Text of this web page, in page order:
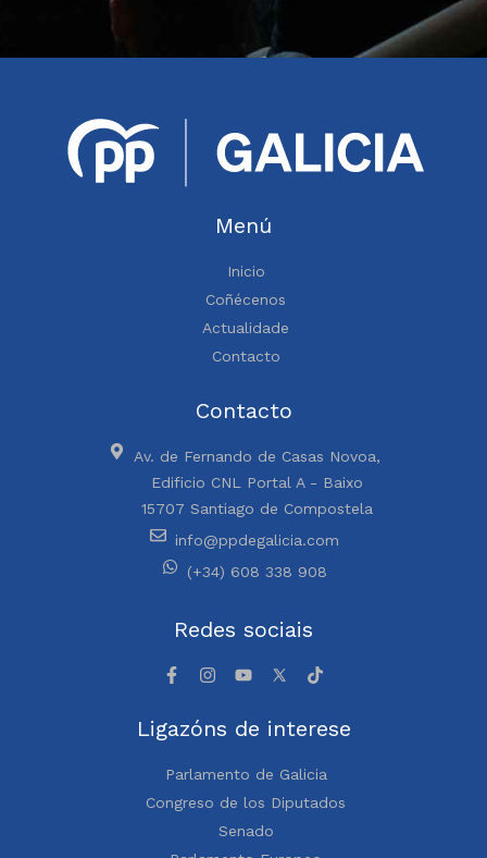
Menú
Inicio
Coñécenos
Actualidade
Contacto
Contacto
Av. de Fernando de Casas Novoa,
Edificio CNL Portal A - Baixo
15707 Santiago de Compostela
info@ppdegalicia.com
(+34) 608 338 908
Redes sociais
Ligazóns de interese
Parlamento de Galicia
Congreso de los Diputados
Senado